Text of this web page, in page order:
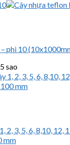
phi 10
5 sao
2, 3, 5, 6, 8,10, 12,
mm